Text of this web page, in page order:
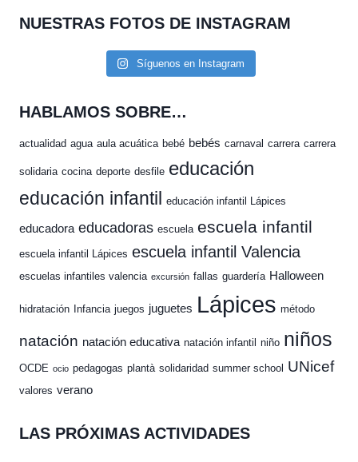
NUESTRAS FOTOS DE INSTAGRAM
Síguenos en Instagram
HABLAMOS SOBRE…
actualidad agua aula acuática bebé bebés carnaval carrera carrera
solidaria cocina deporte desfile educación
educación infantil educación infantil Lápices
educadora educadoras escuela escuela infantil
escuela infantil Lápices escuela infantil Valencia
escuelas infantiles valencia excursión fallas guardería Halloween
hidratación Infancia juegos juguetes Lápices método
natación natación educativa natación infantil niño niños
OCDE ocio pedagogas plantà solidaridad summer school UNicef
valores verano
LAS PRÓXIMAS ACTIVIDADES